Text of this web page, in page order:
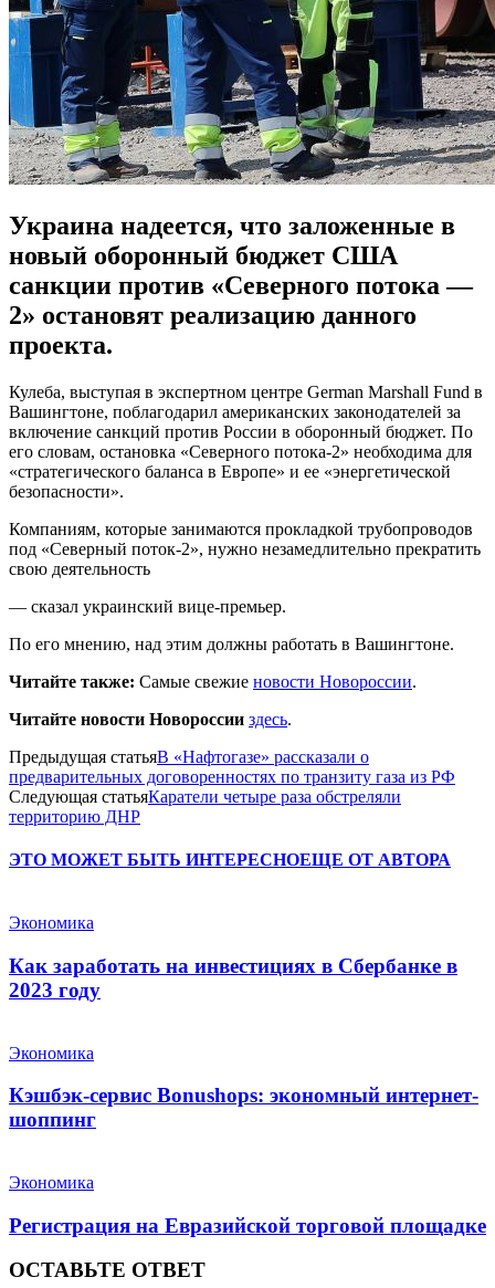
Украина надеется, что заложенные в
новый оборонный бюджет США
санкции против «Северного потока —
2» остановят реализацию данного
проекта.
Кулеба, выступая в экспертном центре German Marshall Fund в
Вашингтоне, поблагодарил американских законодателей за
включение санкций против России в оборонный бюджет. По
его словам, остановка «Северного потока-2» необходима для
«стратегического баланса в Европе» и ее «энергетической
безопасности».
Компаниям, которые занимаются прокладкой трубопроводов
под «Северный поток-2», нужно незамедлительно прекратить
свою деятельность
— сказал украинский вице-премьер.
По его мнению, над этим должны работать в Вашингтоне.
Читайте также: Самые свежие новости Новороссии.
Читайте новости Новороссии здесь.
Предыдущая статьяВ «Нафтогазе» рассказали о
предварительных договоренностях по транзиту газа из РФ
Следующая статьяКаратели четыре раза обстреляли
территорию ДНР
ЭТО МОЖЕТ БЫТЬ ИНТЕРЕСНОЕЩЕ ОТ АВТОРА
Экономика
Как заработать на инвестициях в Сбербанке в
2023 году
Экономика
Кэшбэк-сервис Bonushops: экономный интернет-
шоппинг
Экономика
Регистрация на Евразийской торговой площадке
ОСТАВЬТЕ ОТВЕТ